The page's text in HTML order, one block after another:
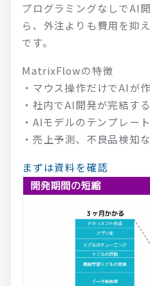
プログラミングなしでAI
ら、外注よりも費用を抑
です。
MatrixFlowの特徴
・マウス操作だけでAIが
・社内でAI開発が完結する
・AIモデルのテンプレー
・売上予測、不良品検知
まずは資料を確認